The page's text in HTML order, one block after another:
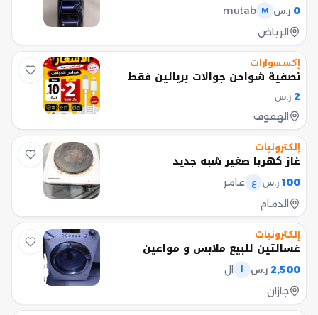
0 ر.س M
mutab
الرياض
إكسسوارات
تصفية شواحن جوالات بريالين فقط
2 ر.س
الهفوف
إلكترونيات
غاز كهربا صغير شبه جديد
100 ر.س ع
عامر
الدمام
إلكترونيات
غسالتين للبيع ملابس و مواعين
2,500 ر.س
ال
جازان